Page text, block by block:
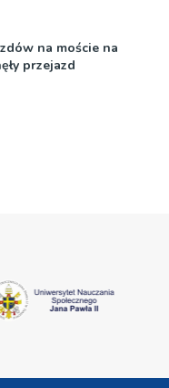
na moście na
przejazd